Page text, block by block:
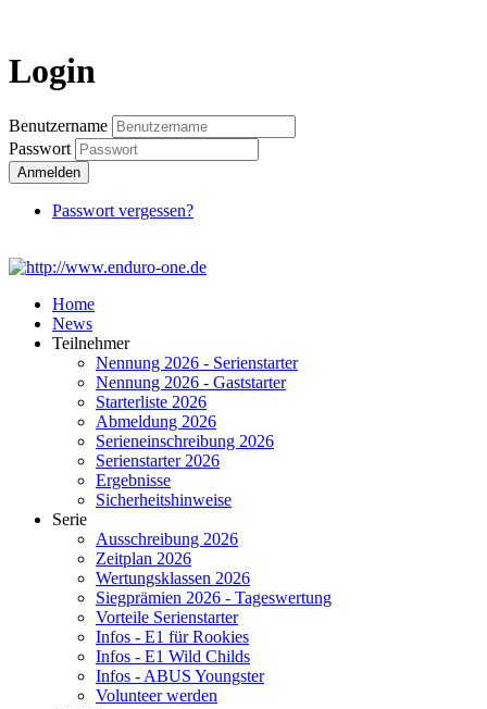
Login
Benutzername
Passwort
Anmelden
Passwort vergessen?
Home
News
Teilnehmer
Nennung 2026 - Serienstarter
Nennung 2026 - Gaststarter
Starterliste 2026
Abmeldung 2026
Serieneinschreibung 2026
Serienstarter 2026
Ergebnisse
Sicherheitshinweise
Serie
Ausschreibung 2026
Zeitplan 2026
Wertungsklassen 2026
Siegprämien 2026 - Tageswertung
Vorteile Serienstarter
Infos - E1 für Rookies
Infos - E1 Wild Childs
Infos - ABUS Youngster
Volunteer werden